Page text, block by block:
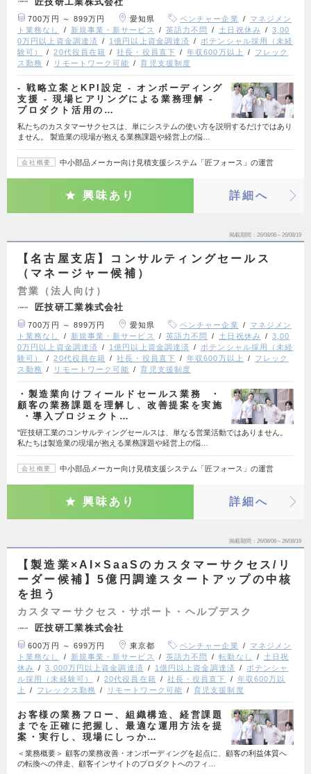
700万円 ～ 899万円 愛知県 ベンチャー企業
マネジメン
ト業務なし
新規事業・新サービス 英語力不問 土日祝休み
3,00
0万円以上資金調達済
1億円以上資金調達済
ポテンシャル採用（未経
験可）
20代役員在籍 社長・役員直下 年収600万以上
フレック
ス勤務
リモートワーク可能 育児支援制度
- 戦略立案とKPI設定 - オンボーディング
支援 - 現場ヒアリングによる業務理解 -
プロダクト活用の…
私たちのカスタマーサクセスは、単にシステムの使い方を説明するだけではあり
ません。 製造業の現場が抱える業務課題や経営上の悩…
会社概要 中小部品メーカー向け見積支援システム「匠フォース」の運営
興味あり 詳細へ
掲載期間 26/08/06～26/08/19
【名古屋支店】コンサルティングセールス
（マネージャー候補）
営業（法人向け）
匠技研工業株式会社
700万円 ～ 899万円 愛知県 ベンチャー企業
マネジメン
ト業務なし
新規事業・新サービス 英語力不問 土日祝休み
3,00
0万円以上資金調達済
1億円以上資金調達済
ポテンシャル採用（未経
験可）
20代役員在籍 社長・役員直下 年収600万以上
フレック
ス勤務
リモートワーク可能 育児支援制度
・製造業向けフィールドセールス業務 ・
顧客の業務課題を理解し、改善提案を実施
・導入プロジェクト…
"匠技研工業のコンサルティングセールスは、単なる営業活動ではありません。
私たちは製造業の現場が抱える業務課題や経営上の悩…
会社概要 中小部品メーカー向け見積支援システム「匠フォース」の運営
興味あり 詳細へ
掲載期間 26/08/06～26/08/19
【製造業×AI×SaaSのカスタマーサクセス/リ
ーダー候補】5億円調達スタートアップの中核
を担う
カスタマーサクセス・サポート・ヘルプデスク
匠技研工業株式会社
600万円 ～ 699万円 東京都 ベンチャー企業
マネジメン
ト業務なし
新規事業・新サービス 英語力不問 転勤なし
土日祝
休み
3,000万円以上資金調達済 1億円以上資金調達済
ポテンシャ
ル採用（未経験可）
20代役員在籍 社長・役員直下
年収600万以
上
フレックス勤務 リモートワーク可能 育児支援制度
お客様の業務フロー、組織構造、経営課題
までを正確に把握し、最適な運用方法を提
案・実行し、現場にしっか…
＜業務概要＞ 顧客の業務改善・オンボーディングを起点に、顧客の利益体質へ
の転換への伴走、顧客インサイトのプロダクトへのフィ…